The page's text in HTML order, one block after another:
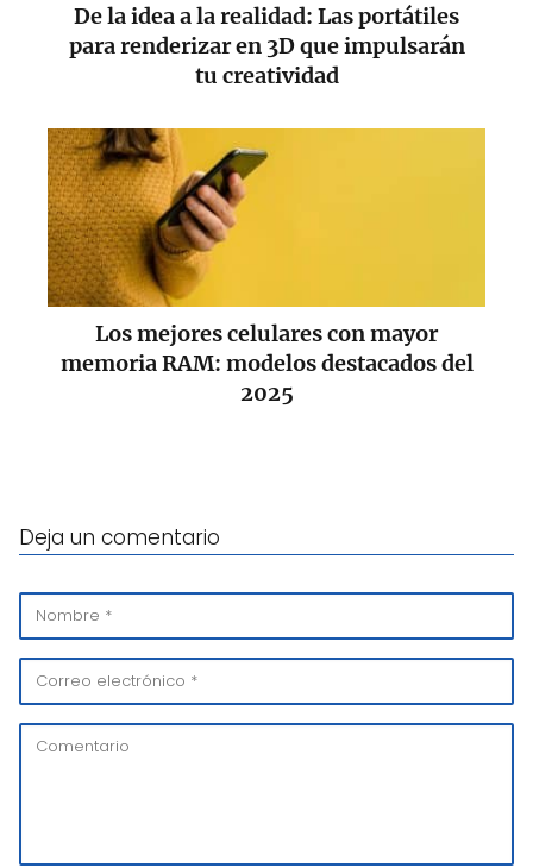
De la idea a la realidad: Las portátiles
para renderizar en 3D que impulsarán
tu creatividad
Los mejores celulares con mayor
memoria RAM: modelos destacados del
2025
Deja un comentario